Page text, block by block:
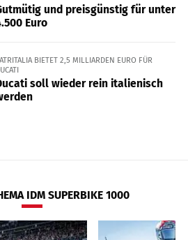
und preisgünstig für unter
Euro
BIETET 2,5 MILLIARDEN EURO FÜR
soll wieder rein italienisch
IDM SUPERBIKE 1000